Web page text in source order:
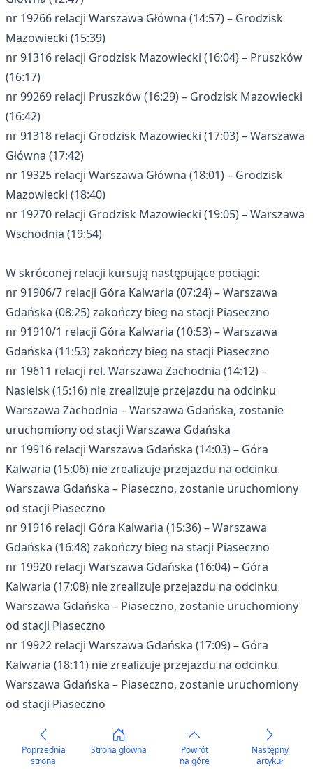
nr 19266 relacji Warszawa Główna (14:57) – Grodzisk
Mazowiecki (15:39)
nr 91316 relacji Grodzisk Mazowiecki (16:04) – Pruszków
(16:17)
nr 99269 relacji Pruszków (16:29) – Grodzisk Mazowiecki
(16:42)
nr 91318 relacji Grodzisk Mazowiecki (17:03) – Warszawa
Główna (17:42)
nr 19325 relacji Warszawa Główna (18:01) – Grodzisk
Mazowiecki (18:40)
nr 19270 relacji Grodzisk Mazowiecki (19:05) – Warszawa
Wschodnia (19:54)
W skróconej relacji kursują następujące pociągi:
nr 91906/7 relacji Góra Kalwaria (07:24) – Warszawa
Gdańska (08:25) zakończy bieg na stacji Piaseczno
nr 91910/1 relacji Góra Kalwaria (10:53) – Warszawa
Gdańska (11:53) zakończy bieg na stacji Piaseczno
nr 19611 relacji rel. Warszawa Zachodnia (14:12) –
Nasielsk (15:16) nie zrealizuje przejazdu na odcinku
Warszawa Zachodnia – Warszawa Gdańska, zostanie
uruchomiony od stacji Warszawa Gdańska
nr 19916 relacji Warszawa Gdańska (14:03) – Góra
Kalwaria (15:06) nie zrealizuje przejazdu na odcinku
Warszawa Gdańska – Piaseczno, zostanie uruchomiony
od stacji Piaseczno
nr 91916 relacji Góra Kalwaria (15:36) – Warszawa
Gdańska (16:48) zakończy bieg na stacji Piaseczno
nr 19920 relacji Warszawa Gdańska (16:04) – Góra
Kalwaria (17:08) nie zrealizuje przejazdu na odcinku
Warszawa Gdańska – Piaseczno, zostanie uruchomiony
od stacji Piaseczno
nr 19922 relacji Warszawa Gdańska (17:09) – Góra
Kalwaria (18:11) nie zrealizuje przejazdu na odcinku
Warszawa Gdańska – Piaseczno, zostanie uruchomiony
od stacji Piaseczno
Poprzednia
strona
Strona główna
Powrót
na górę
Następny
artykuł